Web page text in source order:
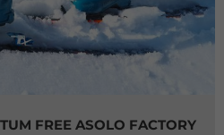
FREE ASOLO FACTORY